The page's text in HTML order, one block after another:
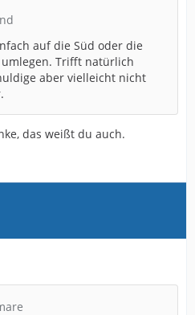
auf die Süd oder die
Trifft natürlich
aber vielleicht nicht
das weißt du auch.